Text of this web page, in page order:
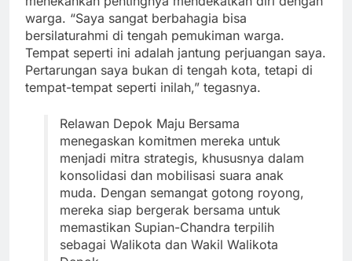
warga. “Saya sangat berbahagia bisa
bersilaturahmi di tengah pemukiman warga.
Tempat seperti ini adalah jantung perjuangan saya.
Pertarungan saya bukan di tengah kota, tetapi di
tempat-tempat seperti inilah,” tegasnya.
Relawan Depok Maju Bersama
menegaskan komitmen mereka untuk
menjadi mitra strategis, khususnya dalam
konsolidasi dan mobilisasi suara anak
muda. Dengan semangat gotong royong,
mereka siap bergerak bersama untuk
memastikan Supian-Chandra terpilih
sebagai Walikota dan Wakil Walikota